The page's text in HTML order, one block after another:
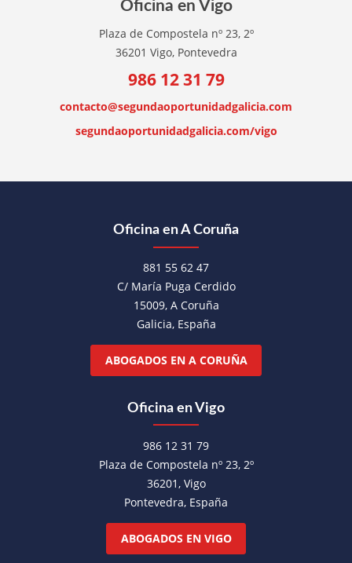
Oficina en Vigo
Plaza de Compostela nº 23, 2º
36201 Vigo, Pontevedra
986 12 31 79
contacto@segundaoportunidadgalicia.com
segundaoportunidadgalicia.com/vigo
Oficina en A Coruña
881 55 62 47
C/ María Puga Cerdido
15009, A Coruña
Galicia, España
ABOGADOS EN A CORUÑA
Oficina en Vigo
986 12 31 79
Plaza de Compostela nº 23, 2º
36201, Vigo
Pontevedra, España
ABOGADOS EN VIGO